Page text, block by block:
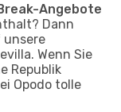
Angebote
Dann
unsere
Wenn Sie
Republik
Opodo tolle